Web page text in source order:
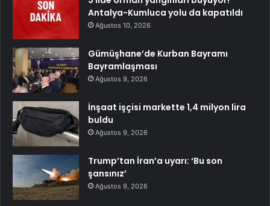
Antalya-Kumluca yolu da kapatıldı
Ağustos 10, 2026
Gümüşhane’de Kurban Bayramı
Bayramlaşması
Ağustos 9, 2026
İnşaat işçisi markette 1,4 milyon lira
buldu
Ağustos 9, 2026
Trump’tan İran’a uyarı: ‘Bu son
şansınız’
Ağustos 9, 2026